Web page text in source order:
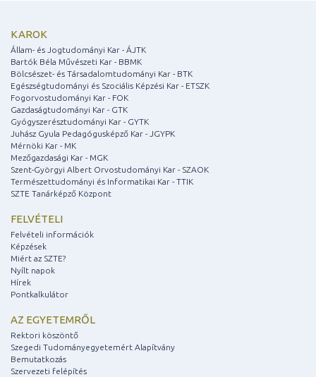
KAROK
Állam- és Jogtudományi Kar - ÁJTK
Bartók Béla Művészeti Kar - BBMK
Bölcsészet- és Társadalomtudományi Kar - BTK
Egészségtudományi és Szociális Képzési Kar - ETSZK
Fogorvostudományi Kar - FOK
Gazdaságtudományi Kar - GTK
Gyógyszerésztudományi Kar - GYTK
Juhász Gyula Pedagógusképző Kar - JGYPK
Mérnöki Kar - MK
Mezőgazdasági Kar - MGK
Szent-Györgyi Albert Orvostudományi Kar - SZAOK
Természettudományi és Informatikai Kar - TTIK
SZTE Tanárképző Központ
FELVÉTELI
Felvételi információk
Képzések
Miért az SZTE?
Nyílt napok
Hírek
Pontkalkulátor
AZ EGYETEMRŐL
Rektori köszöntő
Szegedi Tudományegyetemért Alapítvány
Bemutatkozás
Szervezeti felépítés